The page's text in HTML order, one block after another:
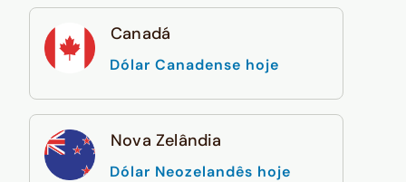
Canadá
Dólar Canadense hoje
Nova Zelândia
Dólar Neozelandês hoje